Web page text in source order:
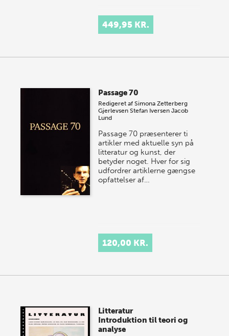
449,95 KR.
Passage 70
Redigeret afSimona Zetterberg
Gjerlevsen Stefan Iversen Jacob
Lund
Passage 70 præsenterer ti
artikler med aktuelle syn på
litteratur og kunst, der
betyder noget. Hver for sig
udfordrer artiklerne gængse
opfattelser af…
120,00 KR.
Litteratur
Introduktion til teori og
analyse